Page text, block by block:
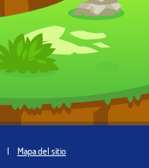
| Mapa del sitio